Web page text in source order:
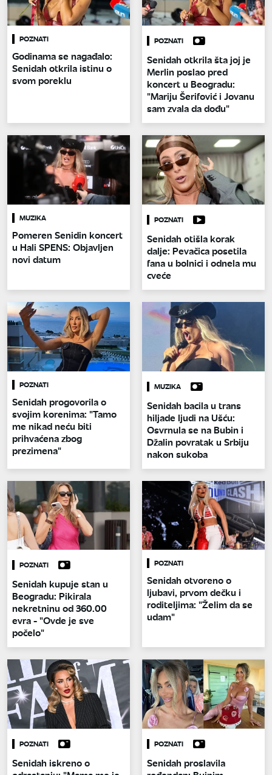
POZNATI
Godinama se nagađalo:
Senidah otkrila istinu o
svom poreklu
POZNATI
Senidah otkrila šta joj je
Merlin poslao pred
koncert u Beogradu:
"Mariju Šerifović i Jovanu
sam zvala da dođu"
MUZIKA
Pomeren Senidin koncert
u Hali SPENS: Objavljen
novi datum
POZNATI
Senidah otišla korak
dalje: Pevačica posetila
fana u bolnici i odnela mu
cveće
POZNATI
Senidah progovorila o
svojim korenima: "Tamo
me nikad neću biti
prihvaćena zbog
prezimena"
MUZIKA
Senidah bacila u trans
hiljade ljudi na Ušću:
Osvrnula se na Bubin i
Džalin povratak u Srbiju
nakon sukoba
POZNATI
Senidah kupuje stan u
Beogradu: Pikirala
nekretninu od 360.00
evra - "Ovde je sve
počelo"
POZNATI
Senidah otvoreno o
ljubavi, prvom dečku i
roditeljima: "Želim da se
udam"
POZNATI
Senidah iskreno o
POZNATI
Senidah proslavila